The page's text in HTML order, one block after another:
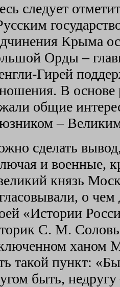
следует
Крыма
Орды –
Гирей
В основе
общие
–
сделать
и военные,
князь
о
«Истории
С. М.
ханом
такой пункт:
быть,